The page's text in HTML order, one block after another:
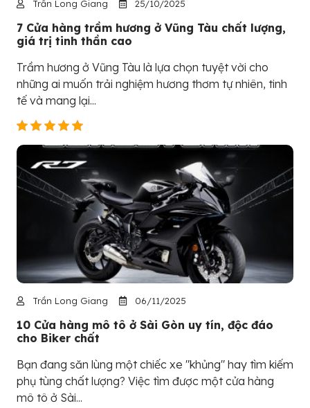
Trần Long Giang 25/10/2025
7 Cửa hàng trầm hương ở Vũng Tàu chất lượng,
giá trị tinh thần cao
Trầm hương ở Vũng Tàu là lựa chọn tuyệt vời cho
những ai muốn trải nghiệm hương thơm tự nhiên, tinh
tế và mang lại...
Trần Long Giang 06/11/2025
10 Cửa hàng mô tô ở Sài Gòn uy tín, độc đáo
cho Biker chất
Bạn đang săn lùng một chiếc xe "khủng" hay tìm kiếm
phụ tùng chất lượng? Việc tìm được một cửa hàng
mô tô ở Sài...